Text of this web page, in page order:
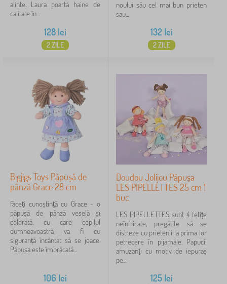
alinte. Laura poartă haine de
calitate în...
128 lei
2 ZILE
noului său cel mai bun prieten
sau...
132lei
2 ZILE
Bigjigs Toys Păpușă de
pânză Grace 28 cm
Faceți cunoștință cu Grace - o
păpușă de pânză veselă și
colorată, cu care copilul
dumneavoastră va fi cu
siguranță încântat să se joace.
Păpușa este îmbrăcată...
106 lei
Doudou Jolijou Păpușa
LES PIPELLETTES 25 cm 1
buc
LES PIPELLETTES sunt 4 fetițe
neînfricate, pregătite să se
distreze cu prietenii la prima lor
petrecere în pijamale. Papucii
amuzanți cu motiv de iepuraș
pe...
125lei